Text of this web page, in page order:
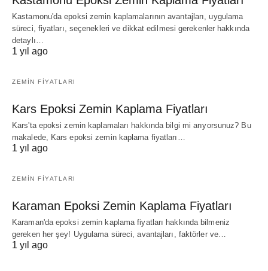
Kastamonu'da epoksi zemin kaplamalarının avantajları, uygulama
süreci, fiyatları, seçenekleri ve dikkat edilmesi gerekenler hakkında
detaylı…
1 yıl ago
ZEMIN FIYATLARI
Kars Epoksi Zemin Kaplama Fiyatları
Kars'ta epoksi zemin kaplamaları hakkında bilgi mi arıyorsunuz? Bu
makalede, Kars epoksi zemin kaplama fiyatları…
1 yıl ago
ZEMIN FIYATLARI
Karaman Epoksi Zemin Kaplama Fiyatları
Karaman'da epoksi zemin kaplama fiyatları hakkında bilmeniz
gereken her şey! Uygulama süreci, avantajları, faktörler ve…
1 yıl ago